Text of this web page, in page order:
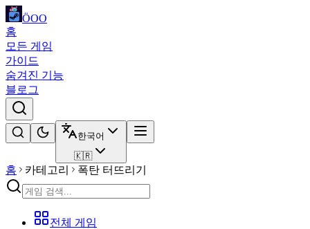
ÖOO
홈
모든 게임
가이드
숨겨진 기능
블로그
한국어
🇰🇷
홈 카테고리 폭탄 터뜨리기
전체 게임